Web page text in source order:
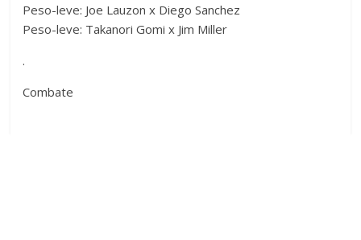
Peso-leve: Joe Lauzon x Diego Sanchez
Peso-leve: Takanori Gomi x Jim Miller
.
Combate